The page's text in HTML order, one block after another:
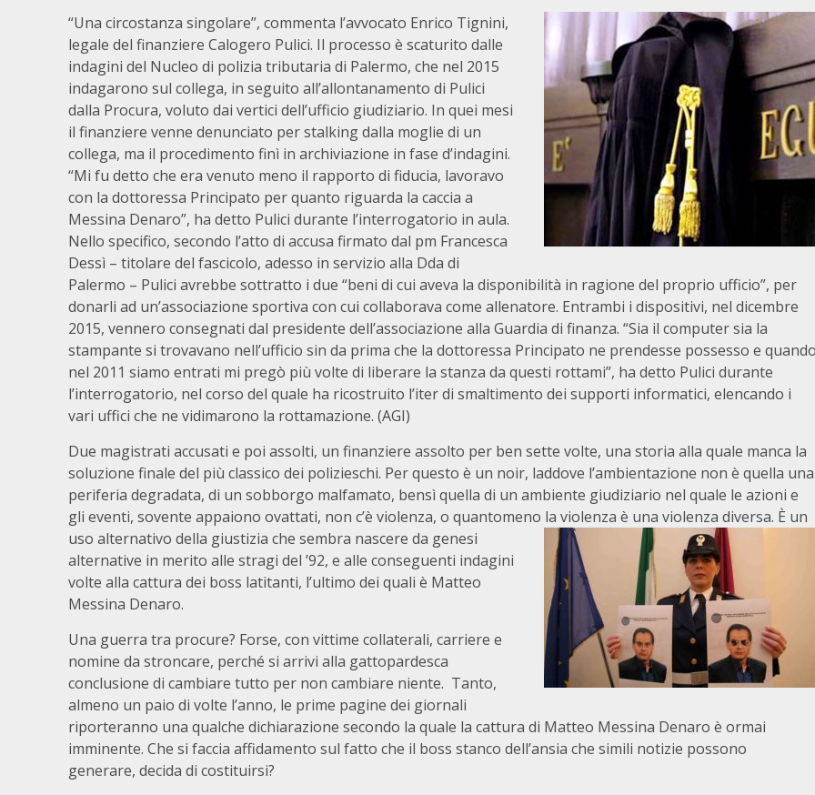
“Una circostanza singolare”, commenta l’avvocato Enrico Tignini,
legale del finanziere Calogero Pulici. Il processo è scaturito dalle
indagini del Nucleo di polizia tributaria di Palermo, che nel 2015
indagarono sul collega, in seguito all’allontanamento di Pulici
dalla Procura, voluto dai vertici dell’ufficio giudiziario. In quei mesi
il finanziere venne denunciato per stalking dalla moglie di un
collega, ma il procedimento finì in archiviazione in fase d’indagini.
“Mi fu detto che era venuto meno il rapporto di fiducia, lavoravo
con la dottoressa Principato per quanto riguarda la caccia a
Messina Denaro”, ha detto Pulici durante l’interrogatorio in aula.
Nello specifico, secondo l’atto di accusa firmato dal pm Francesca
Dessì – titolare del fascicolo, adesso in servizio alla Dda di
Palermo – Pulici avrebbe sottratto i due “beni di cui aveva la disponibilità in ragione del proprio ufficio”, per
donarli ad un’associazione sportiva con cui collaborava come allenatore. Entrambi i dispositivi, nel dicembre
2015, vennero consegnati dal presidente dell’associazione alla Guardia di finanza. “Sia il computer sia la
stampante si trovavano nell’ufficio sin da prima che la dottoressa Principato ne prendesse possesso e
nel 2011 siamo entrati mi pregò più volte di liberare la stanza da questi rottami”, ha detto Pulici durante
l’interrogatorio, nel corso del quale ha ricostruito l’iter di smaltimento dei supporti informatici, elencando i
vari uffici che ne vidimarono la rottamazione. (AGI)
Due magistrati accusati e poi assolti, un finanziere assolto per ben sette volte, una storia alla quale manca la
soluzione finale del più classico dei polizieschi. Per questo è un noir, laddove l’ambientazione non è quella una
periferia degradata, di un sobborgo malfamato, bensì quella di un ambiente giudiziario nel quale le azioni e
gli eventi, sovente appaiono ovattati, non c’è violenza, o quantomeno la violenza è una violenza diversa. È un
uso alternativo della giustizia che sembra nascere da genesi
alternative in merito alle stragi del ’92, e alle conseguenti indagini
volte alla cattura dei boss latitanti, l’ultimo dei quali è Matteo
Messina Denaro.
Una guerra tra procure? Forse, con vittime collaterali, carriere e
nomine da stroncare, perché si arrivi alla gattopardesca
conclusione di cambiare tutto per non cambiare niente. Tanto,
almeno un paio di volte l’anno, le prime pagine dei giornali
riporteranno una qualche dichiarazione secondo la quale la cattura di Matteo Messina Denaro è ormai
imminente. Che si faccia affidamento sul fatto che il boss stanco dell’ansia che simili notizie possono
generare, decida di costituirsi?